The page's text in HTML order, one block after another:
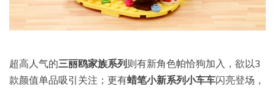
超高人气的三丽鸥家族系列则有新角色帕恰狗加入，欲以3
款颜值单品吸引关注；更有蜡笔小新系列小车车闪亮登场，